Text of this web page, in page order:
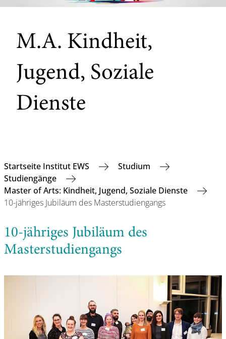
M.A. Kindheit,
Jugend, Soziale
Dienste
Startseite Institut EWS
Studium
Studiengänge
Master of Arts: Kindheit, Jugend, Soziale Dienste
10-jähriges Jubiläum des Masterstudiengangs
10-jähriges Jubiläum des
Masterstudiengangs